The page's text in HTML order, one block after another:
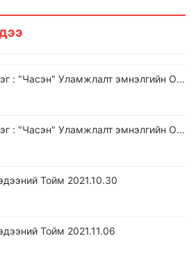
"Зочин эмч" Нэвтрүүлэг : "Часэн" Уламжлалт эмнэлгийн ОУ-ын эрүүл мэндийн төв "Ким Ха Ныль" эмч 2021.09.24
"Зочин эмч" Нэвтрүүлэг : "Часэн" Уламжлалт эмнэлгийн ОУ-ын эрүүл мэндийн төв "R.Royer" эмч 2021.10.29
Тойм 2021.10.30
Тойм 2021.11.06